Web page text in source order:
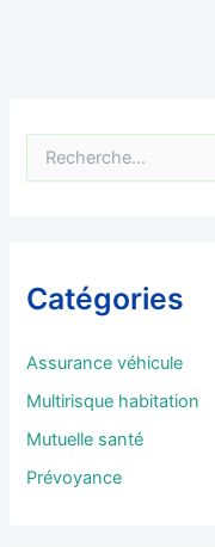
e
c
r
Catégories
Assurance véhicule
Multirisque habitation
Mutuelle santé
Prévoyance